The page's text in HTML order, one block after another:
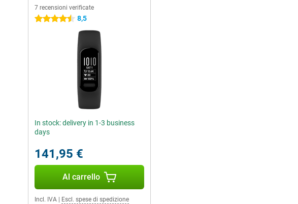
7 recensioni verificate
4.5 stelle 8,5
In stock: delivery in 1-3 business
days
141,95 €
Al carrello
Incl. IVA Escl. spese di spedizione